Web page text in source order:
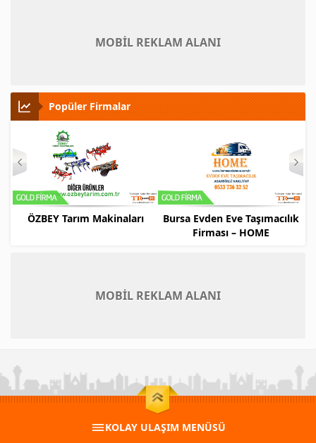
MOBİL REKLAM ALANI
Popüler Firmalar
Bursa Evden Eve Taşımacılık
Bursa Evden Eve Nakliyat,
Asansörlü Ev Taşıma –
MOBİL REKLAM ALANI
KOLAY ULAŞIM MENÜSÜ